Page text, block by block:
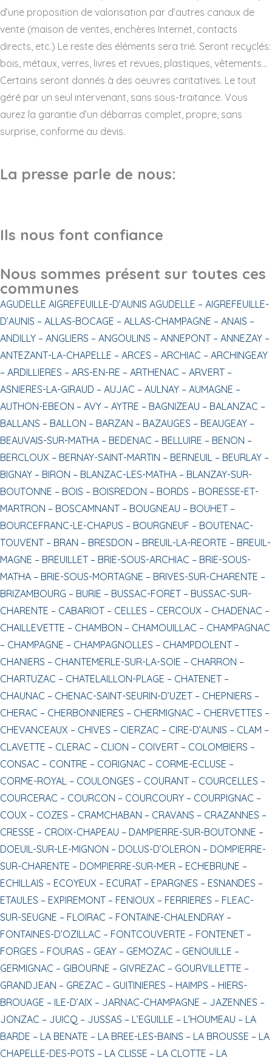
d’une proposition de valorisation par d’autres canaux de
vente (maison de ventes, enchères Internet, contacts
directs, etc.) Le reste des éléments sera trié. Seront recyclés:
bois, métaux, verres, livres et revues, plastiques, vêtements…
Certains seront donnés à des oeuvres caritatives. Le tout
géré par un seul intervenant, sans sous-traitance. Vous
aurez la garantie d’un débarras complet, propre, sans
surprise, conforme au devis.
La presse parle de nous:
Ils nous font confiance
Nous sommes présent sur toutes ces
communes
AGUDELLE AIGREFEUILLE-D’AUNIS AGUDELLE – AIGREFEUILLE-
D’AUNIS – ALLAS-BOCAGE – ALLAS-CHAMPAGNE – ANAIS –
ANDILLY – ANGLIERS – ANGOULINS – ANNEPONT – ANNEZAY –
ANTEZANT-LA-CHAPELLE – ARCES – ARCHIAC – ARCHINGEAY
– ARDILLIERES – ARS-EN-RE – ARTHENAC – ARVERT –
ASNIERES-LA-GIRAUD – AUJAC – AULNAY – AUMAGNE –
AUTHON-EBEON – AVY – AYTRE – BAGNIZEAU – BALANZAC –
BALLANS – BALLON – BARZAN – BAZAUGES – BEAUGEAY –
BEAUVAIS-SUR-MATHA – BEDENAC – BELLUIRE – BENON –
BERCLOUX – BERNAY-SAINT-MARTIN – BERNEUIL – BEURLAY –
BIGNAY – BIRON – BLANZAC-LES-MATHA – BLANZAY-SUR-
BOUTONNE – BOIS – BOISREDON – BORDS – BORESSE-ET-
MARTRON – BOSCAMNANT – BOUGNEAU – BOUHET –
BOURCEFRANC-LE-CHAPUS – BOURGNEUF – BOUTENAC-
TOUVENT – BRAN – BRESDON – BREUIL-LA-REORTE – BREUIL-
MAGNE – BREUILLET – BRIE-SOUS-ARCHIAC – BRIE-SOUS-
MATHA – BRIE-SOUS-MORTAGNE – BRIVES-SUR-CHARENTE –
BRIZAMBOURG – BURIE – BUSSAC-FORET – BUSSAC-SUR-
CHARENTE – CABARIOT – CELLES – CERCOUX – CHADENAC –
CHAILLEVETTE – CHAMBON – CHAMOUILLAC – CHAMPAGNAC
– CHAMPAGNE – CHAMPAGNOLLES – CHAMPDOLENT –
CHANIERS – CHANTEMERLE-SUR-LA-SOIE – CHARRON –
CHARTUZAC – CHATELAILLON-PLAGE – CHATENET –
CHAUNAC – CHENAC-SAINT-SEURIN-D’UZET – CHEPNIERS –
CHERAC – CHERBONNIERES – CHERMIGNAC – CHERVETTES –
CHEVANCEAUX – CHIVES – CIERZAC – CIRE-D’AUNIS – CLAM –
CLAVETTE – CLERAC – CLION – COIVERT – COLOMBIERS –
CONSAC – CONTRE – CORIGNAC – CORME-ECLUSE –
CORME-ROYAL – COULONGES – COURANT – COURCELLES –
COURCERAC – COURCON – COURCOURY – COURPIGNAC –
COUX – COZES – CRAMCHABAN – CRAVANS – CRAZANNES –
CRESSE – CROIX-CHAPEAU – DAMPIERRE-SUR-BOUTONNE –
DOEUIL-SUR-LE-MIGNON – DOLUS-D’OLERON – DOMPIERRE-
SUR-CHARENTE – DOMPIERRE-SUR-MER – ECHEBRUNE –
ECHILLAIS – ECOYEUX – ECURAT – EPARGNES – ESNANDES –
ETAULES – EXPIREMONT – FENIOUX – FERRIERES – FLEAC-
SUR-SEUGNE – FLOIRAC – FONTAINE-CHALENDRAY –
FONTAINES-D’OZILLAC – FONTCOUVERTE – FONTENET –
FORGES – FOURAS – GEAY – GEMOZAC – GENOUILLE –
GERMIGNAC – GIBOURNE – GIVREZAC – GOURVILLETTE –
GRANDJEAN – GREZAC – GUITINIERES – HAIMPS – HIERS-
BROUAGE – ILE-D’AIX – JARNAC-CHAMPAGNE – JAZENNES –
JONZAC – JUICQ – JUSSAS – L’EGUILLE – L’HOUMEAU – LA
BARDE – LA BENATE – LA BREE-LES-BAINS – LA BROUSSE – LA
CHAPELLE-DES-POTS – LA CLISSE – LA CLOTTE – LA